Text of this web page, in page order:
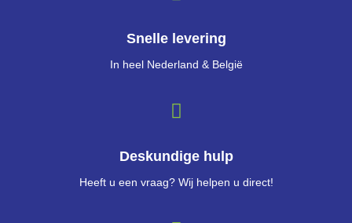
Snelle levering
In heel Nederland & België
Deskundige hulp
Heeft u een vraag? Wij helpen u direct!